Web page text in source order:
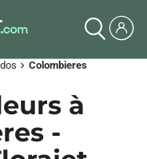
chevron_right Colombieres
à
-